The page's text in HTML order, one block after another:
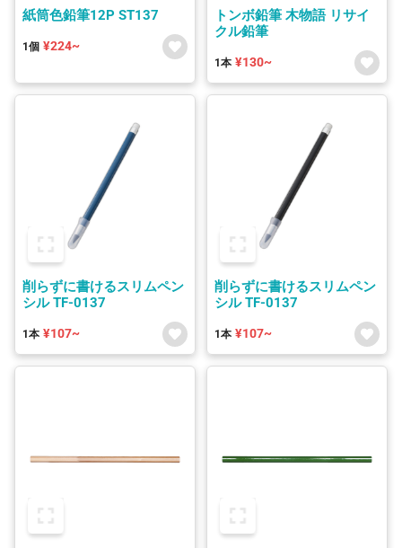
紙筒色鉛筆12P ST137
1個 ¥224~
トンボ鉛筆 木物語 リサイ
クル鉛筆
1本 ¥130~
削らずに書けるスリムペン
シル TF-0137
1本 ¥107~
削らずに書けるスリムペン
シル TF-0137
1本 ¥107~